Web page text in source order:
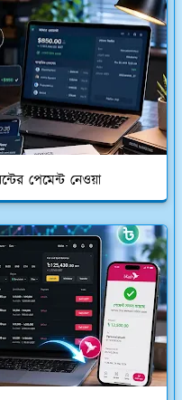
পেমেন্ট নেওয়া